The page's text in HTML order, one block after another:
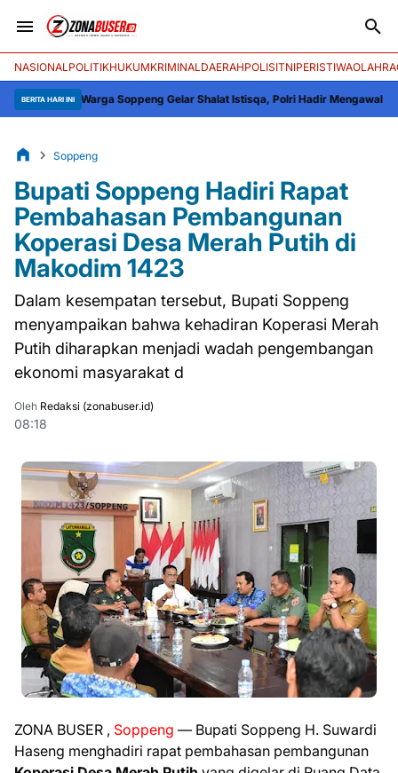
NASIONALPOLITIKHUKUMKRIMINALDAERAHPOLISITNIPERISTIWA
BERITA HARI INI
Warga Soppeng Gelar Shalat Istisqa, Polri Hadir Mengawal dan
Soppeng
Bupati Soppeng Hadiri Rapat
Pembahasan Pembangunan
Koperasi Desa Merah Putih di
Makodim 1423
Dalam kesempatan tersebut, Bupati Soppeng
menyampaikan bahwa kehadiran Koperasi Merah
Putih diharapkan menjadi wadah pengembangan
ekonomi masyarakat d
Oleh Redaksi (zonabuser.id)
08:18
ZONA BUSER , Soppeng — Bupati Soppeng H. Suwardi
Haseng menghadiri rapat pembahasan pembangunan